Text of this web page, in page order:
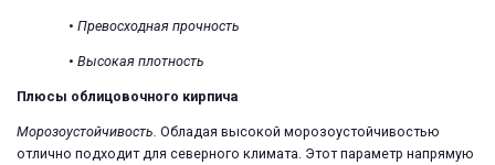
•Превосходная прочность
•Высокая плотность
Плюсы облицовочного кирпича
Морозоустойчивость. Обладая высокой морозоустойчивостью
отлично подходит для северного климата. Этот параметр напрямую